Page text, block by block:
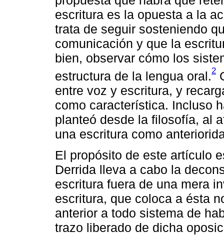
escritura es la opuesta a la
trata de seguir sosteniendo
comunicación y que la
bien, observar cómo los
estructura de la lengua oral.2
entre voz y escritura, y
como característica. Incluso
planteó desde la filosofía, al
una escritura como
El propósito de este artículo
Derrida lleva a cabo la
escritura fuera de una mera
escritura, que coloca a ésta
anterior a todo sistema de
trazo liberado de dicha